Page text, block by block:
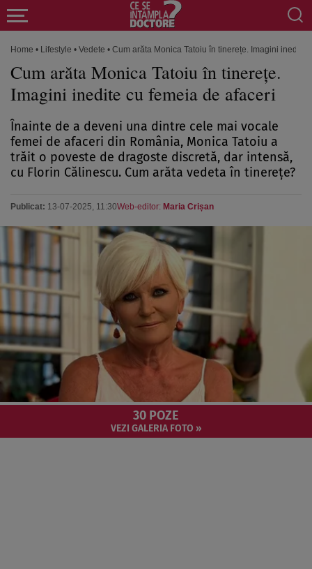
Home • Lifestyle • Vedete • Cum arăta Monica Tatoiu în tinerețe. Imagini inedite
Cum arăta Monica Tatoiu în tinerețe.
Imagini inedite cu femeia de afaceri
Înainte de a deveni una dintre cele mai vocale
femei de afaceri din România, Monica Tatoiu a
trăit o poveste de dragoste discretă, dar intensă,
cu Florin Călinescu. Cum arăta vedeta în tinerețe?
Publicat: 13-07-2025, 11:30Web-editor: Maria Crișan
30 POZE
VEZI GALERIA FOTO »